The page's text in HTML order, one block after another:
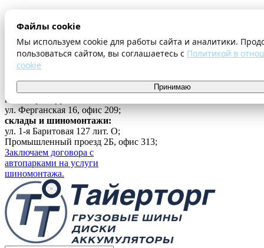
Файлы cookie
Мы используем cookie для работы сайта и аналитики.
пользоваться сайтом, вы соглашаетесь с Политикой в
cookie
Принимаю
Оплата и доставка
Шиномонтаж
Контакты
...
г. Екатеринбург
ул. Ферганская 16, офис 209;
склады и шиномонтажи:
ул. 1-я Баритовая 127 лит. О;
Промышленный проезд 2Б, офис 313;
Заключаем договора с
автопарками на услуги
шиномонтажа.